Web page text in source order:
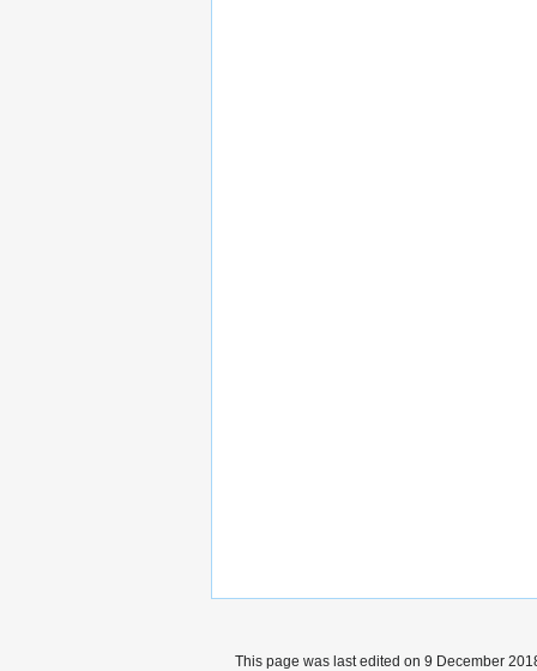
This page was last edited on 9 December